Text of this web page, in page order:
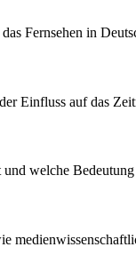
Fernsehen in
Einfluss auf das
welche